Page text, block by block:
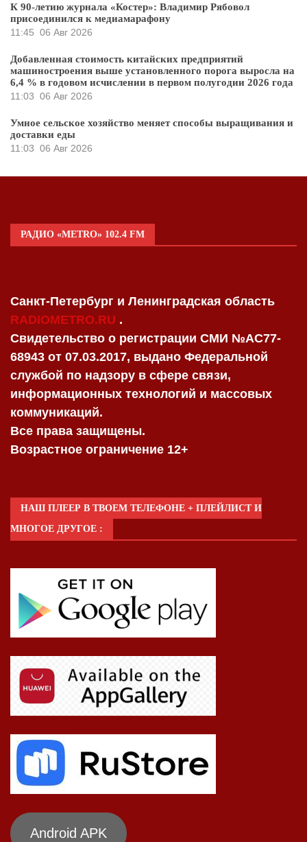
К 90-летию журнала «Костер»: Владимир Рябовол
присоединился к медиамарафону
11:45 06 Авг 2026
Добавленная стоимость китайских предприятий
машиностроения выше установленного порога выросла на
6,4 % в годовом исчислении в первом полугодии 2026 года
11:03 06 Авг 2026
Умное сельское хозяйство меняет способы выращивания и
доставки еды
11:03 06 Авг 2026
РАДИО «METRO» 102.4 FM
Санкт-Петербург и Ленинградская область
RADIOMETRO.RU .
Свидетельство о регистрации СМИ №AC77-
68943 от 07.03.2017, выдано Федеральной
службой по надзору в сфере связи,
информационных технологий и массовых
коммуникаций.
Все права защищены.
Возрастное ограничение 12+
НАШ ПЛЕЕР В ТВОЕМ ТЕЛЕФОНЕ + ПЛЕЙЛИСТ И
МНОГОЕ ДРУГОЕ :
Android APK